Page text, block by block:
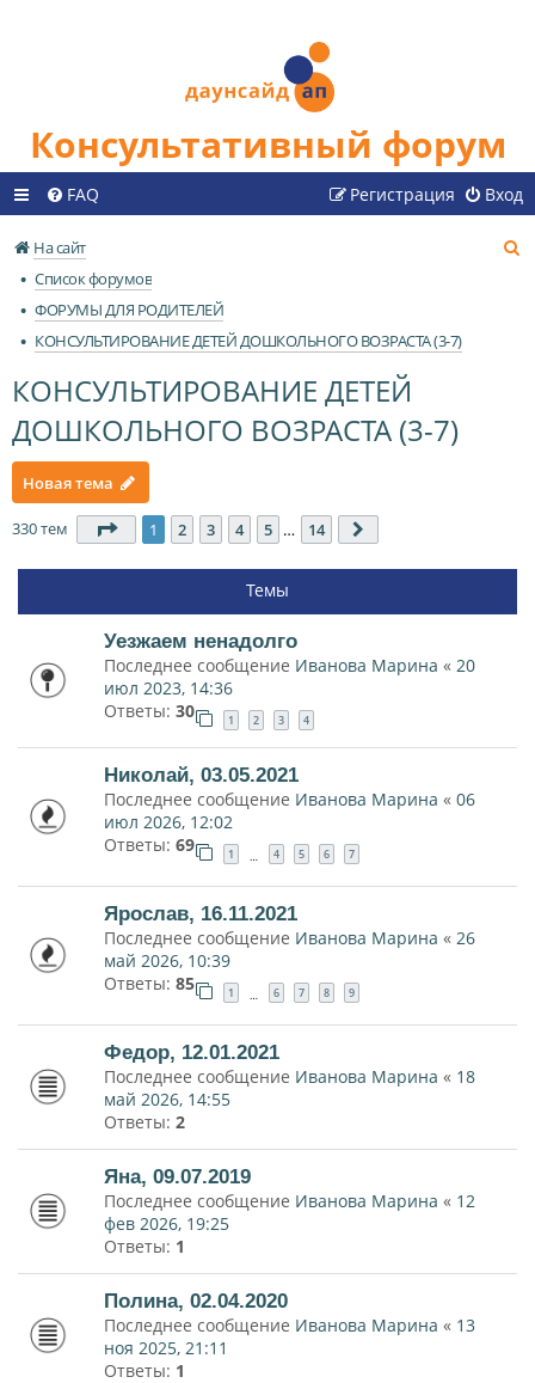
Консультативный форум
FAQ Вход
Регистрация
На сайт
Список форумов
ФОРУМЫ ДЛЯ РОДИТЕЛЕЙ
КОНСУЛЬТИРОВАНИЕ ДЕТЕЙ ДОШКОЛЬНОГО ВОЗРАСТА (3-7)
КОНСУЛЬТИРОВАНИЕ ДЕТЕЙ
ДОШКОЛЬНОГО ВОЗРАСТА (3-7)
Новая тема
330 тем Страница 1из 14
1 2 3 4 5 … 14
Темы
Уезжаем ненадолго
Последнее сообщение Иванова Марина « 20
июл 2023, 14:36
Ответы: 30 1 2 3 4
Николай, 03.05.2021
Последнее сообщение Иванова Марина « 06
июл 2026, 12:02
Ответы: 69 1 … 4 5 6 7
Ярослав, 16.11.2021
Последнее сообщение Иванова Марина « 26
май 2026, 10:39
Ответы: 85 1 … 6 7 8 9
Федор, 12.01.2021
Последнее сообщение Иванова Марина « 18
май 2026, 14:55
Ответы: 2
Яна, 09.07.2019
Последнее сообщение Иванова Марина « 12
фев 2026, 19:25
Ответы: 1
Полина, 02.04.2020
Последнее сообщение Иванова Марина « 13
ноя 2025, 21:11
Ответы: 1